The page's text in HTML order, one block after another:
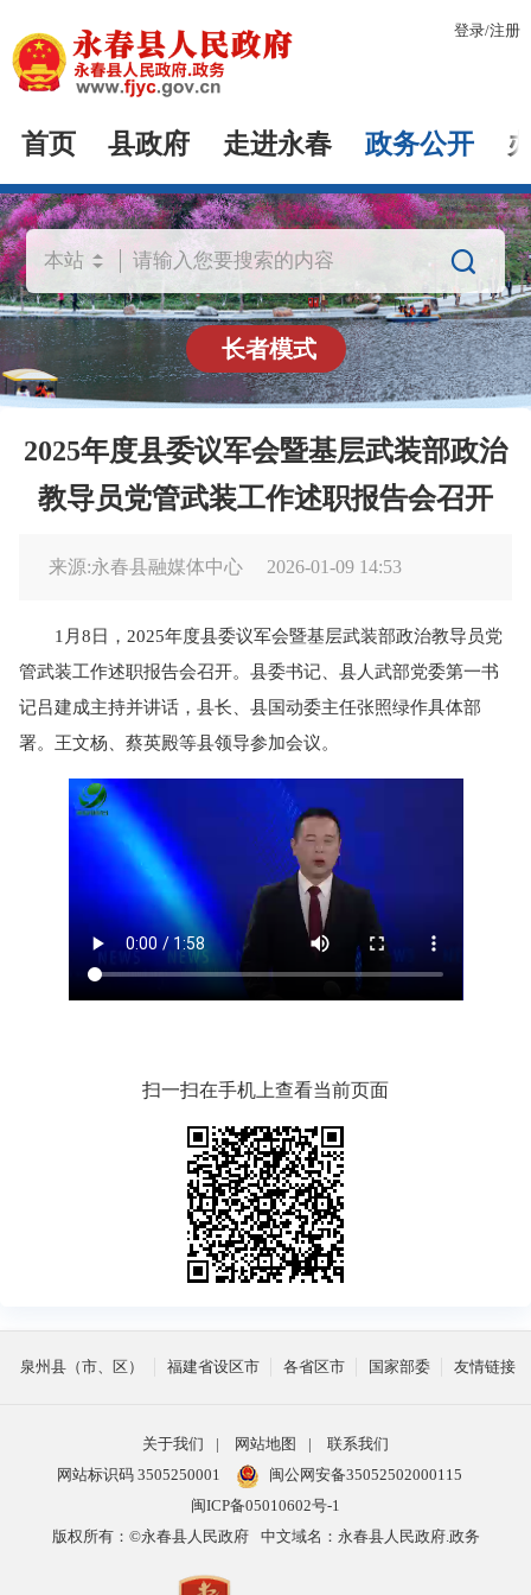
登录/注册
首页 县政府 走进永春 政务公开

长者模式
2025年度县委议军会暨基层武装部政治
教导员党管武装工作述职报告会召开
来源:永春县融媒体中心 2026-01-09 14:53
1月8日，2025年度县委议军会暨基层武装部政治教导员党
管武装工作述职报告会召开。县委书记、县人武部党委第一书
记吕建成主持并讲话，县长、县国动委主任张照绿作具体部
署。王文杨、蔡英殿等县领导参加会议。
扫一扫在手机上查看当前页面
泉州县（市、区） 福建省设区市 各省区市 国家部委 友情链接
关于我们 | 网站地图 |
联系我们
网站标识码 3505250001
闽公网安备35052502000115
闽ICP备05010602号-1
版权所有：©永春县人民政府
中文域名：永春县人民政府.政务